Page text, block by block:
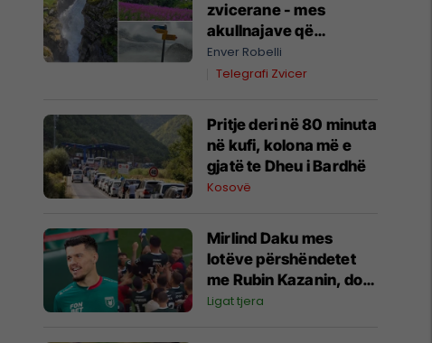
zvicerane - mes
akullnajave që
shkrihen dhe heshtjes
pa internet
Enver Robelli
Telegrafi Zvicer
Pritje deri në 80 minuta
në kufi, kolona më e
gjatë te Dheu i Bardhë
Kosovë
Mirlind Daku mes
lotëve përshëndetet
me Rubin Kazanin, do
të fitojë miliona te
Ligat tjera